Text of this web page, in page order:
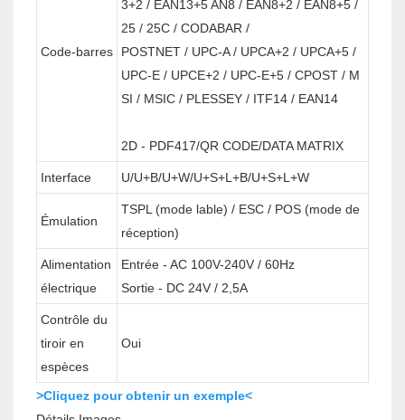
Code-barres
3+2 / EAN13+5 AN8 / EAN8+2 / EAN8+5 /
25 / 25C / CODABAR /
POSTNET / UPC-A / UPCA+2 / UPCA+5 /
UPC-E / UPCE+2 / UPC-E+5 / CPOST / M
SI / MSIC / PLESSEY / ITF14 / EAN14
2D - PDF417/QR CODE/DATA MATRIX
Interface U/U+B/U+W/U+S+L+B/U+S+L+W
Émulation
TSPL (mode lable) / ESC / POS (mode de
réception)
Alimentation
électrique
Entrée - AC 100V-240V / 60Hz
Sortie - DC 24V / 2,5A
Contrôle du
tiroir en
espèces
Oui
>Cliquez pour obtenir un exemple<